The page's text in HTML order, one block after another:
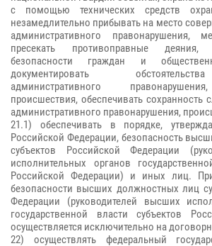
с помощью технических средств
незамедлительно прибывать на место
административного правонарушения,
пресекать противоправные деяния,
безопасности граждан и
документировать
административного
происшествия, обеспечивать сохранность
административного правонарушения,
21.1) обеспечивать в порядке,
Российской Федерации, безопасность
субъектов Российской Федерации
исполнительных органов
Российской Федерации) и иных лиц.
безопасности высших должностных лиц
Федерации (руководителей высших
государственной власти субъектов
осуществляется исключительно на
22) осуществлять федеральный